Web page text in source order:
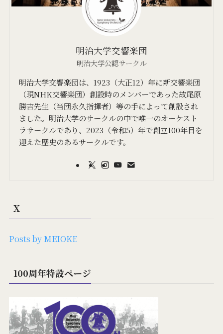
明治大学交響楽団
明治大学公認サークル
明治大学交響楽団は、1923（大正12）年に新交響楽団
（現NHK交響楽団）創設時のメンバーであった故尾原
勝吉先生（当団永久指揮者）等の手によって創設され
ました。明治大学のサークルの中で唯一のオーケスト
ラサークルであり、2023（令和5）年で創立100年目を
迎えた歴史のあるサークルです。
X
Posts by MEIOKE
100周年特設ページ